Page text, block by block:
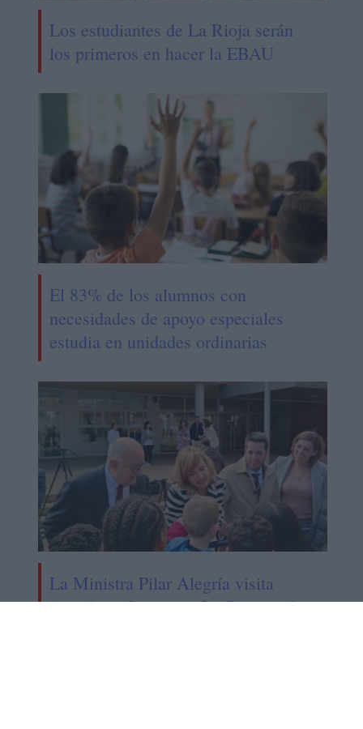
Los estudiantes de La Rioja serán
los primeros en hacer la EBAU
El 83% de los alumnos con
necesidades de apoyo especiales
estudia en unidades ordinarias
La Ministra Pilar Alegría visita
Arnedo, referente en La Rioja en la